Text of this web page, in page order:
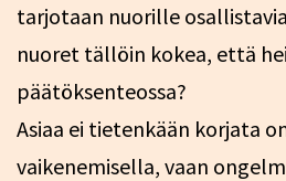
tarjotaan nuorille
nuoret tällöin kokea, että
päätöksenteossa?
Asiaa ei tietenkään korjata
vaikenemisella, vaan